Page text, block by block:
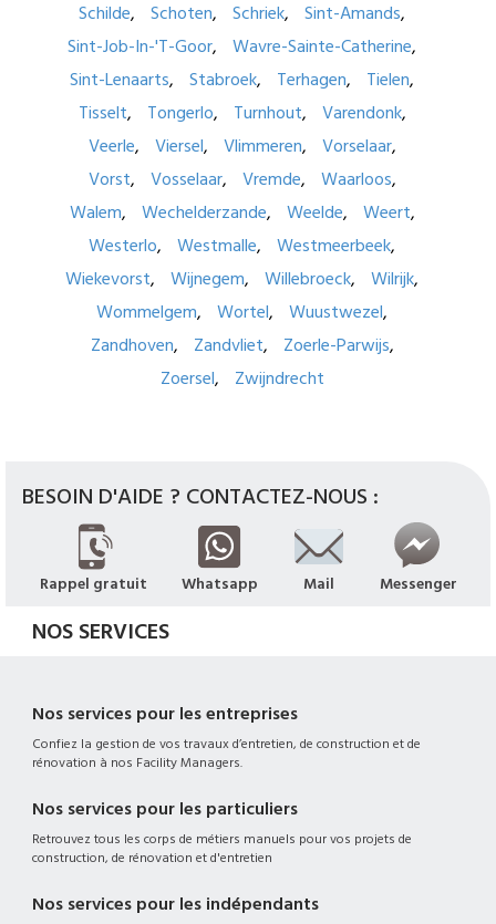
Schilde
Schoten Schriek
Sint-Amands
Sint-Job-In-'T-Goor
Wavre-Sainte-Catherine
Sint-Lenaarts
Stabroek Terhagen
Tielen
Tisselt
Tongerlo Turnhout
Varendonk
Veerle
Viersel Vlimmeren
Vorselaar
Vorst
Vosselaar Vremde
Waarloos
Walem
Wechelderzande Weelde
Weert
Westerlo
Westmalle
Westmeerbeek
Wiekevorst
Wijnegem Willebroeck
Wilrijk
Wommelgem
Wortel
Wuustwezel
Zandhoven
Zandvliet
Zoerle-Parwijs
Zoersel
Zwijndrecht
BESOIN D'AIDE ? CONTACTEZ-NOUS :
Rappel gratuit Whatsapp Mail Messenger
NOS SERVICES
Nos services pour les entreprises
Confiez la gestion de vos travaux d’entretien, de construction et de
rénovation à nos Facility Managers.
Nos services pour les particuliers
Retrouvez tous les corps de métiers manuels pour vos projets de
construction, de rénovation et d'entretien
Nos services pour les indépendants